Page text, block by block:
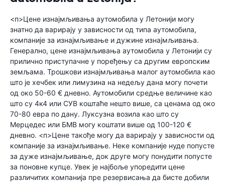
<п>Цене изнајмљивања аутомобила у Летонији могу
знатно да варирају у зависности од типа аутомобила,
компаније за изнајмљивање и дужине изнајмљивања.
Генерално, цене изнајмљивања аутомобила у Летонији су
прилично приступачне у поређењу са другим европским
земљама. Трошкови изнајмљивања малог аутомобила као
што је хечбек или лимузина на недељу дана могу почети
од око 50-60 € дневно. Аутомобили средње величине као
што су 4к4 или СУВ коштаће нешто више, са ценама од око
70-80 евра по дану. Луксузна возила као што су
Мерцедес или БМВ могу коштати више од 100-120 €
дневно. <п>Цене такође могу да варирају у зависности од
компаније за изнајмљивање. Неке компаније нуде попусте
за дуже изнајмљивање, док друге могу понудити попусте
за поновне купце. Увек је најбоље упоредити цене
различитих компанија пре резервисања да бисте добили